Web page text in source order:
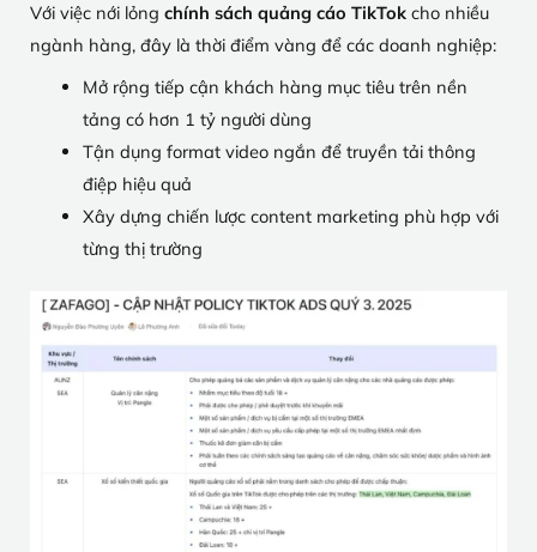
Với việc nới lỏng chính sách quảng cáo TikTok cho nhiều
ngành hàng, đây là thời điểm vàng để các doanh nghiệp:
Mở rộng tiếp cận khách hàng mục tiêu trên nền
tảng có hơn 1 tỷ người dùng
Tận dụng format video ngắn để truyền tải thông
điệp hiệu quả
Xây dựng chiến lược content marketing phù hợp với
từng thị trường